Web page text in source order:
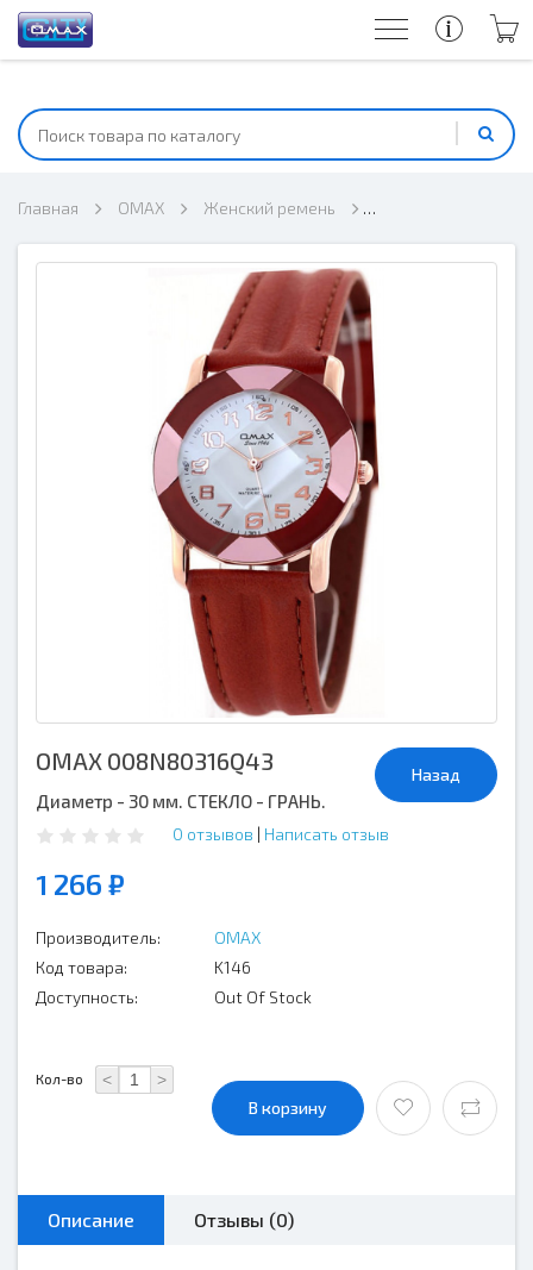
Главная OMAX Женский ремень
Назад
OMAX 008N80316Q43
Диаметр - 30 мм. СТЕКЛО - ГРАНЬ.
0 отзывов | Написать отзыв
1 266 ₽
Производитель:
OMAX
Код товара:
K146
Доступность:
Out Of Stock
Кол-во < >
В корзину
Описание Отзывы (0)